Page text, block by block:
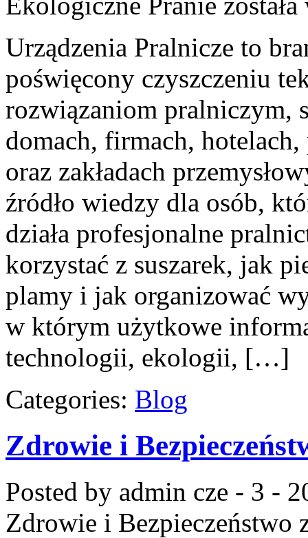
Urządzenia Pralnicze to
poświęcony czyszczeniu
rozwiązaniom pralniczym,
domach, firmach,
oraz zakładach
źródło wiedzy dla osób,
działa profesjonalne
korzystać z suszarek, jak
plamy i jak organizować
w którym użytkowe
technologii, ekologii, […]
Categories: Blog
Zdrowie i
Posted by admin cze - 3 -
Zdrowie i Bezpieczeństwo